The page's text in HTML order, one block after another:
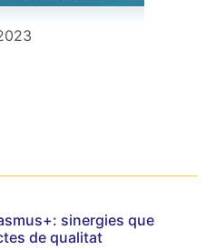
sinergies que
de qualitat